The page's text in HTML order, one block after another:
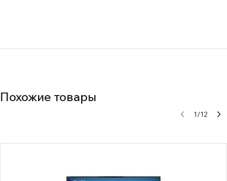
Похожие товары
1/12